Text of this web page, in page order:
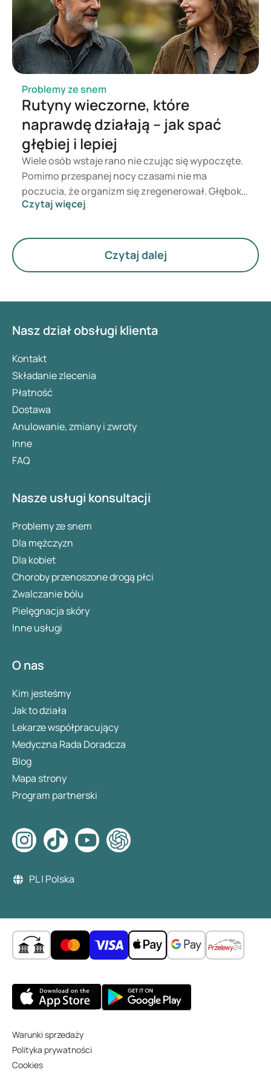
hormon ze stresem, ale jego rola jest znacznie
szersza. W tym artykule krótko omówimy, czym
jest kortyzol, jego związek ze snem oraz podamy
wskazówki, jak obniżyć poziom tego hormonu,
zrelaksować się i poprawić jakość snu.
Problemy ze snem
Rutyny wieczorne, które
naprawdę działają – jak spać
głębiej i lepiej
Wiele osób wstaje rano nie czując się wypoczęte.
Pomimo przespanej nocy czasami nie ma
poczucia, że organizm się zregenerował. Głęboki,
nieprzerwany sen odgrywa ważną rolę w
artykule wyjaśniamy, jakie rutyny i nawyki mogą
poprawić jakość snu. Podejście oparte na
badaniach naukowych i praktyczne porady
Czytaj więcej
Czytaj dalej
Nasz dział obsługi klienta
Kontakt
Składanie zlecenia
Płatność
Dostawa
Anulowanie, zmiany i zwroty
Inne
FAQ
Nasze usługi konsultacji
Problemy ze snem
Dla mężczyzn
Dla kobiet
Choroby przenoszone drogą płci
Zwalczanie bólu
Pielęgnacja skóry
Inne usługi
O nas
Kim jesteśmy
Jak to działa
Lekarze współpracujący
Medyczna Rada Doradcza
Blog
Mapa strony
Program partnerski
PL | Polska
Warunki sprzedaży
Polityka prywatności
Cookies